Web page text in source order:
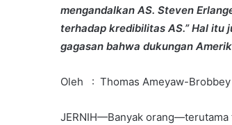
mengandalkan AS. Steven
terhadap kredibilitas AS.” Hal itu
gagasan bahwa dukungan
Oleh : Thomas Ameyaw-Brobbey
JERNIH—Banyak orang—terutama